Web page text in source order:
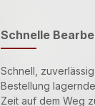
Schnelle
Schnell,
Bestellung
Zeit auf dem Weg